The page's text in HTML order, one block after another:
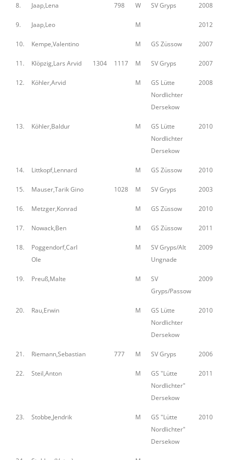
8. Jaap,Lena 798 W SV Gryps 2008
9. Jaap,Leo M 2012
10. Kempe,Valentino M GS Züssow 2007
11. Klöpzig,Lars Arvid 1304 1117 M SV Gryps 2007
12. Köhler,Arvid M
GS Lütte
Nordlichter
Dersekow
2008
13. Köhler,Baldur M
GS Lütte
Nordlichter
Dersekow
2010
14. Littkopf,Lennard M GS Züssow 2010
15. Mauser,Tarik Gino 1028 M SV Gryps 2003
16. Metzger,Konrad M GS Züssow 2010
17. Nowack,Ben M GS Züssow 2011
18.
Poggendorf,Carl
Ole
M
SV Gryps/Alt
Ungnade
2009
19. Preuß,Malte M
SV
Gryps/Passow
2009
20. Rau,Erwin M
GS Lütte
Nordlichter
Dersekow
2010
21. Riemann,Sebastian 777 M SV Gryps 2006
22. Steil,Anton M
GS "Lütte
Nordlichter"
Dersekow
2011
23. Stobbe,Jendrik M
GS "Lütte
Nordlichter"
Dersekow
2010